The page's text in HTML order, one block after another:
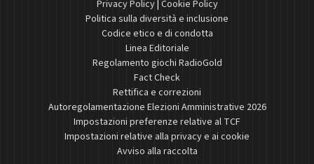
Privacy Policy| Cookie Policy
Politica sulla diversità e inclusione
Codice etico e di condotta
Linea Editoriale
Regolamento giochi RadioGold
Fact Check
Rettifica e correzioni
Autoregolamentazione Elezioni Amministrative 2026
Impostazioni preferenze relative al TCF
Impostazioni relative alla privacy e ai cookie
Avviso alla raccolta